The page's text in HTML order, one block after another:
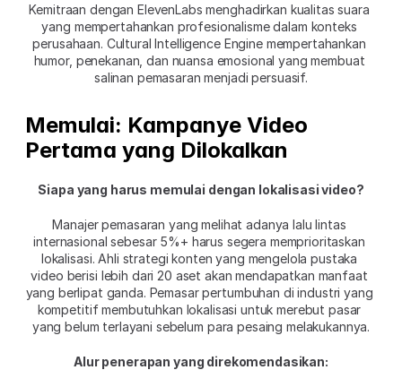
Kemitraan dengan ElevenLabs menghadirkan kualitas suara
yang mempertahankan profesionalisme dalam konteks
perusahaan. Cultural Intelligence Engine mempertahankan
humor, penekanan, dan nuansa emosional yang membuat
salinan pemasaran menjadi persuasif.
Memulai: Kampanye Video
Pertama yang Dilokalkan
Siapa yang harus memulai dengan lokalisasi video?
Manajer pemasaran yang melihat adanya lalu lintas
internasional sebesar 5%+ harus segera memprioritaskan
lokalisasi. Ahli strategi konten yang mengelola pustaka
video berisi lebih dari 20 aset akan mendapatkan manfaat
yang berlipat ganda. Pemasar pertumbuhan di industri yang
kompetitif membutuhkan lokalisasi untuk merebut pasar
yang belum terlayani sebelum para pesaing melakukannya.
Alur penerapan yang direkomendasikan: